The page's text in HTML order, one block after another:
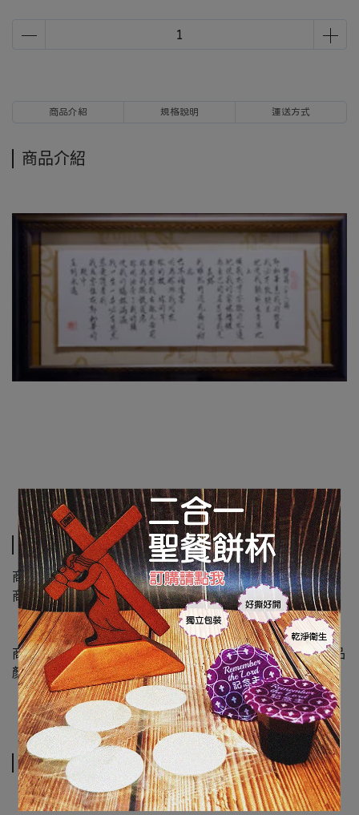
商品介紹 規格說明 運送方式
商品介紹
規格說明
商品類別: 真跡墨寶 木框
商品尺寸: 高 47cm 寛 90cm
商品圖檔顏色因電腦螢幕設定差異會略有不同，以實際商品
顏色為準，請見諒
運送方式